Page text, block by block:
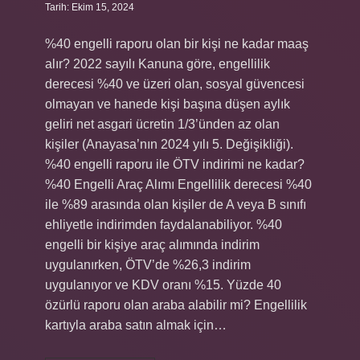
Tarih: Ekim 15, 2024
%40 engelli raporu olan bir kişi ne kadar maaş
alır? 2022 sayılı Kanuna göre, engellilik
derecesi %40 ve üzeri olan, sosyal güvencesi
olmayan ve hanede kişi başına düşen aylık
geliri net asgari ücretin 1/3’ünden az olan
kişiler (Anayasa’nın 2024 yılı 5. Değişikliği).
%40 engelli raporu ile ÖTV indirimi ne kadar?
%40 Engelli Araç Alımı Engellilik derecesi %40
ile %89 arasında olan kişiler de A veya B sınıfı
ehliyetle indirimden faydalanabiliyor. %40
engelli bir kişiye araç alımında indirim
uygulanırken, ÖTV’de %26,3 indirim
uygulanıyor ve KDV oranı %15. Yüzde 40
özürlü raporu olan araba alabilir mi? Engellilik
kartıyla araba satın almak için…